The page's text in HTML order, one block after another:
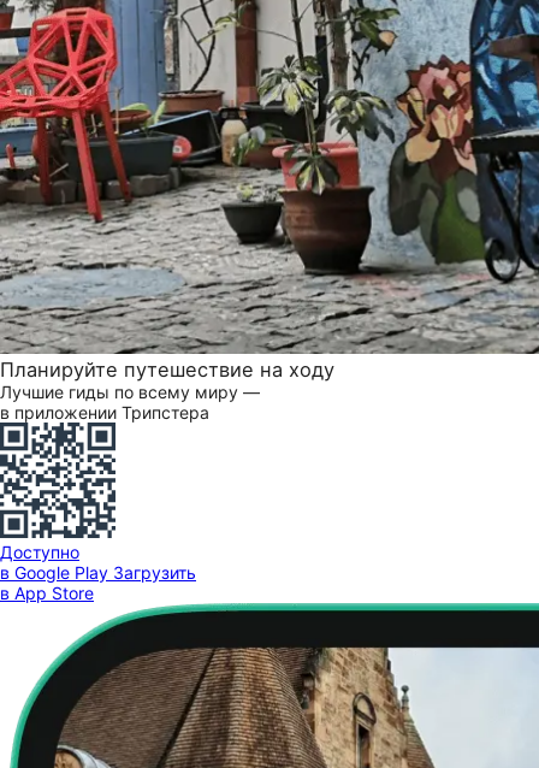
Планируйте путешествие на ходу
Лучшие гиды по всему миру —
в приложении Трипстера
Доступно
в Google Play Загрузить
в App Store